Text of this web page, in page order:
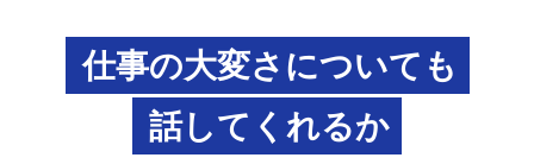
仕事の大変さについても
話してくれるか